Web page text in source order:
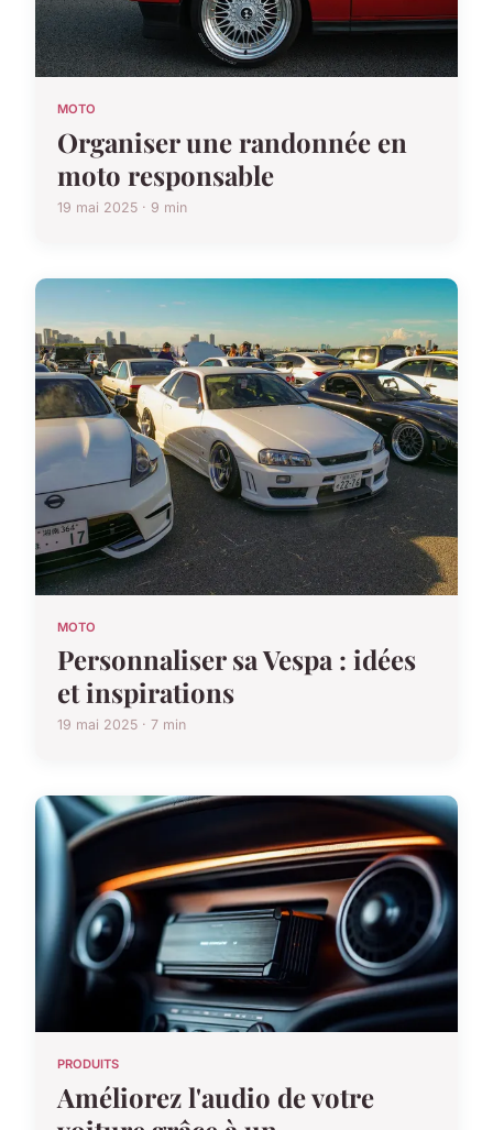
MOTO
Organiser une randonnée en
moto responsable
19 mai 2025 · 9 min
MOTO
Personnaliser sa Vespa : idées
et inspirations
19 mai 2025 · 7 min
PRODUITS
Améliorez l'audio de votre